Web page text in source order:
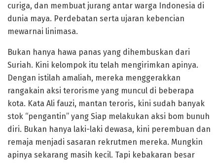
curiga, dan membuat jurang antar warga Indonesia di
dunia maya. Perdebatan serta ujaran kebencian
mewarnai linimasa.
Bukan hanya hawa panas yang dihembuskan dari
Suriah. Kini kelompok itu telah mengirimkan apinya.
Dengan istilah amaliah, mereka menggerakkan
rangakain aksi terorisme yang muncul di beberapa
kota. Kata Ali fauzi, mantan teroris, kini sudah banyak
stok “pengantin” yang Siap melakukan aksi bom bunuh
diri. Bukan hanya laki-laki dewasa, kini perembuan dan
remaja menjadi sasaran rekrutmen mereka. Mungkin
apinya sekarang masih kecil. Tapi kebakaran besar